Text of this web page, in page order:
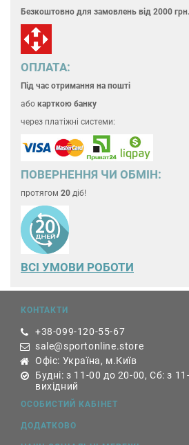
Безкоштовно для замовлень від 2000 грн.
ОПЛАТА:
Під час отримання на пошті
або карткою банку
через платіжні системи:
ПОВЕРНЕННЯ ЧИ ОБМІН:
протягом 20 діб!
ВСІ УМОВИ РОБОТИ
КОНТАКТИ
+38-099-120-55-67
sale@sportonline.store
Офіс: Україна, м.Київ
Будні: з 11-00 до 20-00, Сб: з
вихідний
ОСОБИСТИЙ КАБІНЕТ
ДОДАТКОВО